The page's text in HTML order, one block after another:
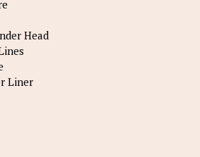
Head
Liner